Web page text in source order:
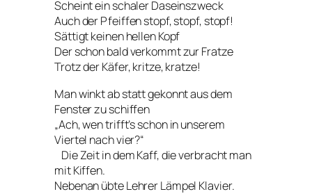
Scheint ein schaler Daseinszweck
Auch der Pfeiffen stopf, stopf, stopf!
Sättigt keinen hellen Kopf
Der schon bald verkommt zur Fratze
Trotz der Käfer, kritze, kratze!
Man winkt ab statt gekonnt aus dem
Fenster zu schiffen
„Ach, wen trifft’s schon in unserem
Viertel nach vier?“
Die Zeit in dem Kaff, die verbracht man
mit Kiffen.
Nebenan übte Lehrer Lämpel Klavier.